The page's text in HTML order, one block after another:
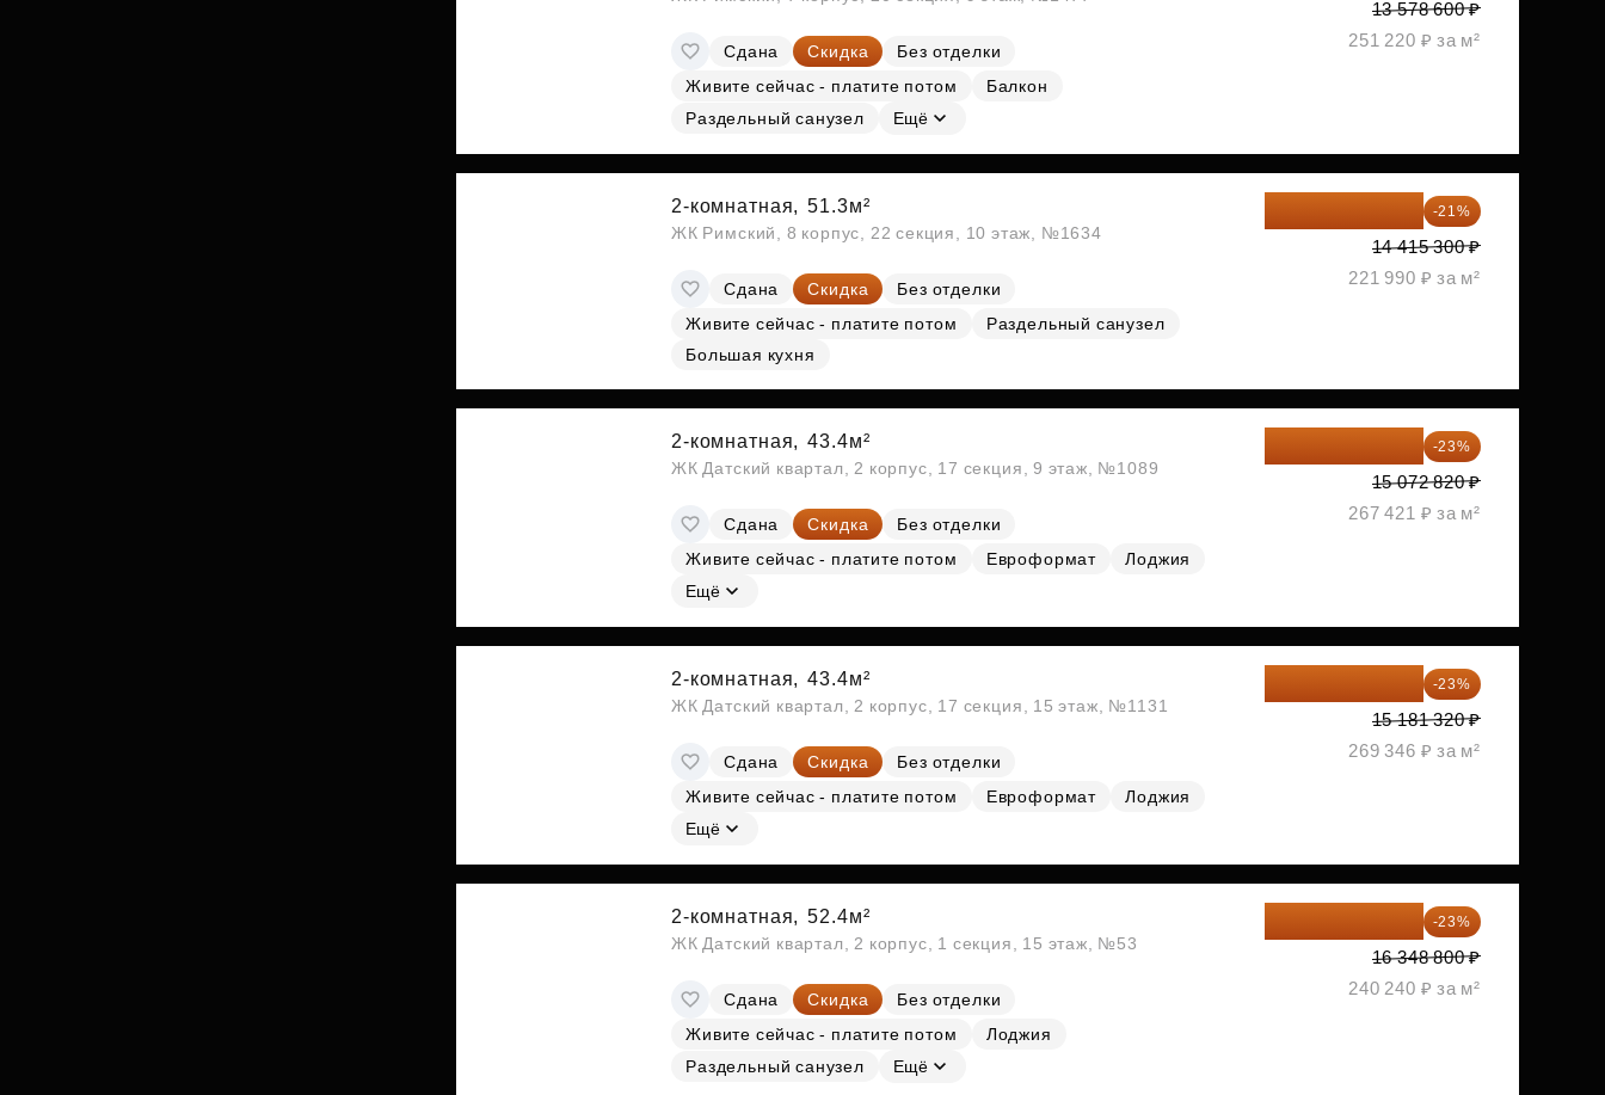
Сдана Скидка
Без отделки
Живите сейчас - платите потом
Балкон
Раздельный санузел
Ещё
13 578 600 ₽
251 220 ₽ за м²
2-комнатная, 51.3м²
ЖК Римский, 8 корпус, 22 секция, 10 этаж, №1634
Сдана Скидка
Без отделки
Живите сейчас - платите потом
Раздельный санузел
Большая кухня
-21%
14 415 300 ₽
221 990 ₽ за м²
2-комнатная, 43.4м²
ЖК Датский квартал, 2 корпус, 17 секция, 9 этаж, №1089
Сдана Скидка
Без отделки
Живите сейчас - платите потом
Евроформат
Лоджия
Ещё
-23%
15 072 820 ₽
267 421 ₽ за м²
2-комнатная, 43.4м²
ЖК Датский квартал, 2 корпус, 17 секция, 15 этаж, №1131
Сдана Скидка
Без отделки
Живите сейчас - платите потом
Евроформат
Лоджия
Ещё
-23%
15 181 320 ₽
269 346 ₽ за м²
2-комнатная, 52.4м²
ЖК Датский квартал, 2 корпус, 1 секция, 15 этаж, №53
Сдана Скидка
Без отделки
Живите сейчас - платите потом
Лоджия
Раздельный санузел
Ещё
-23%
16 348 800 ₽
240 240 ₽ за м²